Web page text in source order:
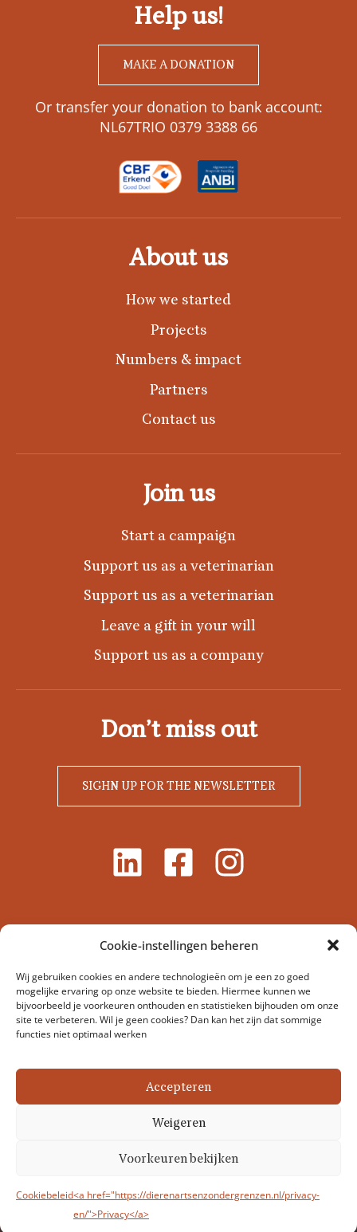
Cookie-instellingen beheren
Wij gebruiken cookies en andere technologieën om je een zo goed
mogelijke ervaring op onze website te bieden. Hiermee kunnen we
bijvoorbeeld je voorkeuren onthouden en statistieken bijhouden om onze
site te verbeteren. Wil je geen cookies? Dan kan het zijn dat sommige
functies niet optimaal werken
Accepteren
Weigeren
Voorkeuren bekijken
Cookiebeleid<a href="https://dierenartsenzondergrenzen.nl/privacy-
en/">Privacy</a>
Help us!
MAKE A DONATION
Or transfer your donation to bank account:
NL67TRIO 0379 3388 66
About us
How we started
Projects
Numbers & impact
Partners
Contact us
Join us
Start a campaign
Support us as a veterinarian
Support us as a veterinarian
Leave a gift in your will
Support us as a company
Don’t miss out
SIGHN UP FOR THE NEWSLETTER
Veerstraat 17-1, 1075 SL Amsterdam, Nederland
Coördinator@dierenartsenzondergrenzen.nl
aime
yrig
vac